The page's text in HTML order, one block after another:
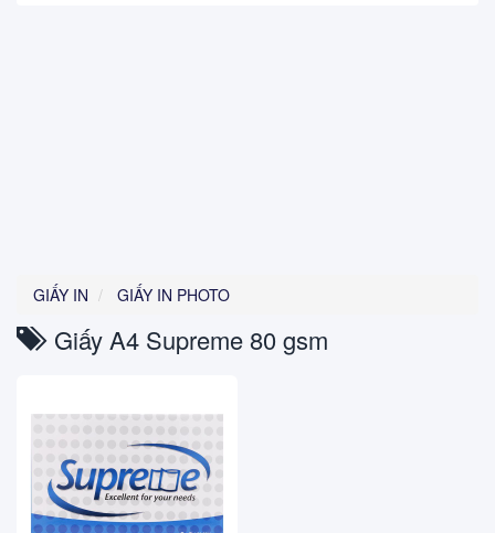
GIẤY IN GIẤY IN PHOTO
Giấy A4 Supreme 80 gsm